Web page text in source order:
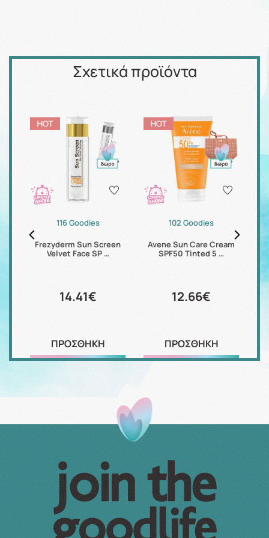
Σχετικά προϊόντα
116 Goodies
Frezyderm Sun Screen
Velvet Face SP …
14.41€
ΠΡΟΣΘΗΚΗ
102 Goodies
Avene Sun Care Cream
SPF50 Tinted 5 …
12.66€
ΠΡΟΣΘΗΚΗ